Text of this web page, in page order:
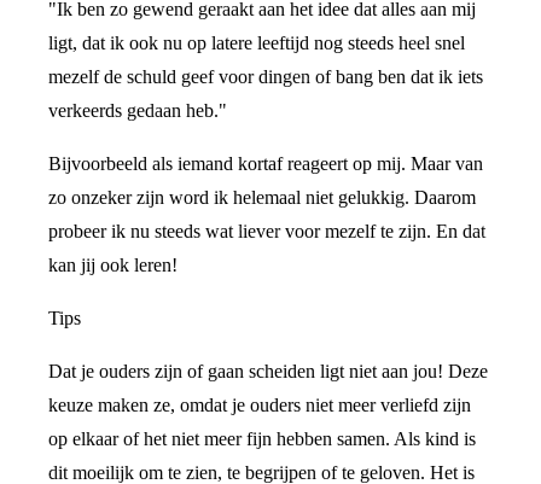
"Ik ben zo gewend geraakt aan het idee dat alles aan mij
ligt, dat ik ook nu op latere leeftijd nog steeds heel snel
mezelf de schuld geef voor dingen of bang ben dat ik iets
verkeerds gedaan heb."
Bijvoorbeeld als iemand kortaf reageert op mij. Maar van
zo onzeker zijn word ik helemaal niet gelukkig. Daarom
probeer ik nu steeds wat liever voor mezelf te zijn. En dat
kan jij ook leren!
Tips
Dat je ouders zijn of gaan scheiden ligt niet aan jou! Deze
keuze maken ze, omdat je ouders niet meer verliefd zijn
op elkaar of het niet meer fijn hebben samen. Als kind is
dit moeilijk om te zien, te begrijpen of te geloven. Het is